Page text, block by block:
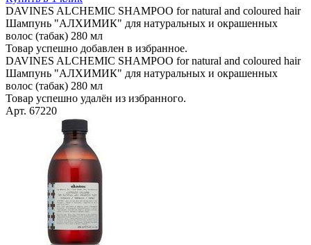
DAVINES ALCHEMIC SHAMPOO for natural and coloured hair
Шампунь "АЛХИМИК" для натуральных и окрашенных
волос (табак) 280 мл
Товар успешно добавлен в избранное.
DAVINES ALCHEMIC SHAMPOO for natural and coloured hair
Шампунь "АЛХИМИК" для натуральных и окрашенных
волос (табак) 280 мл
Товар успешно удалён из избранного.
Арт. 67220